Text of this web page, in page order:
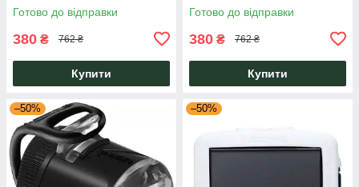
Готово до відправки
380 ₴ 762 ₴
Купити
Готово до відправки
380 ₴ 762 ₴
Купити
–50% –50%